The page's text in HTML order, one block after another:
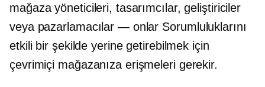
mağaza yöneticileri, tasarımcılar, geliştiriciler
veya pazarlamacılar — onlar Sorumluluklarını
etkili bir şekilde yerine getirebilmek için
çevrimiçi mağazanıza erişmeleri gerekir.